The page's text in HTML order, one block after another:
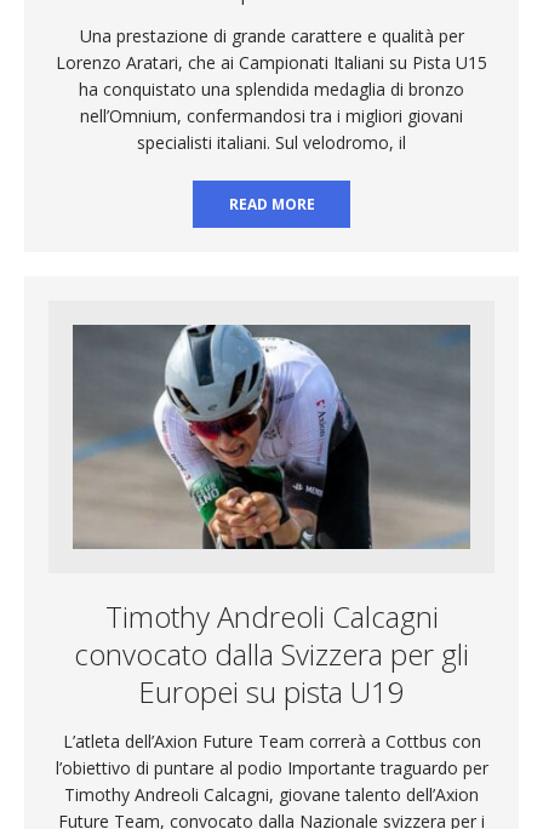
Una prestazione di grande carattere e qualità per
Lorenzo Aratari, che ai Campionati Italiani su Pista U15
ha conquistato una splendida medaglia di bronzo
nell’Omnium, confermandosi tra i migliori giovani
specialisti italiani. Sul velodromo, il
READ MORE
Timothy Andreoli Calcagni
convocato dalla Svizzera per gli
Europei su pista U19
L’atleta dell’Axion Future Team correrà a Cottbus con
l’obiettivo di puntare al podio Importante traguardo per
Timothy Andreoli Calcagni, giovane talento dell’Axion
Future Team, convocato dalla Nazionale svizzera per i